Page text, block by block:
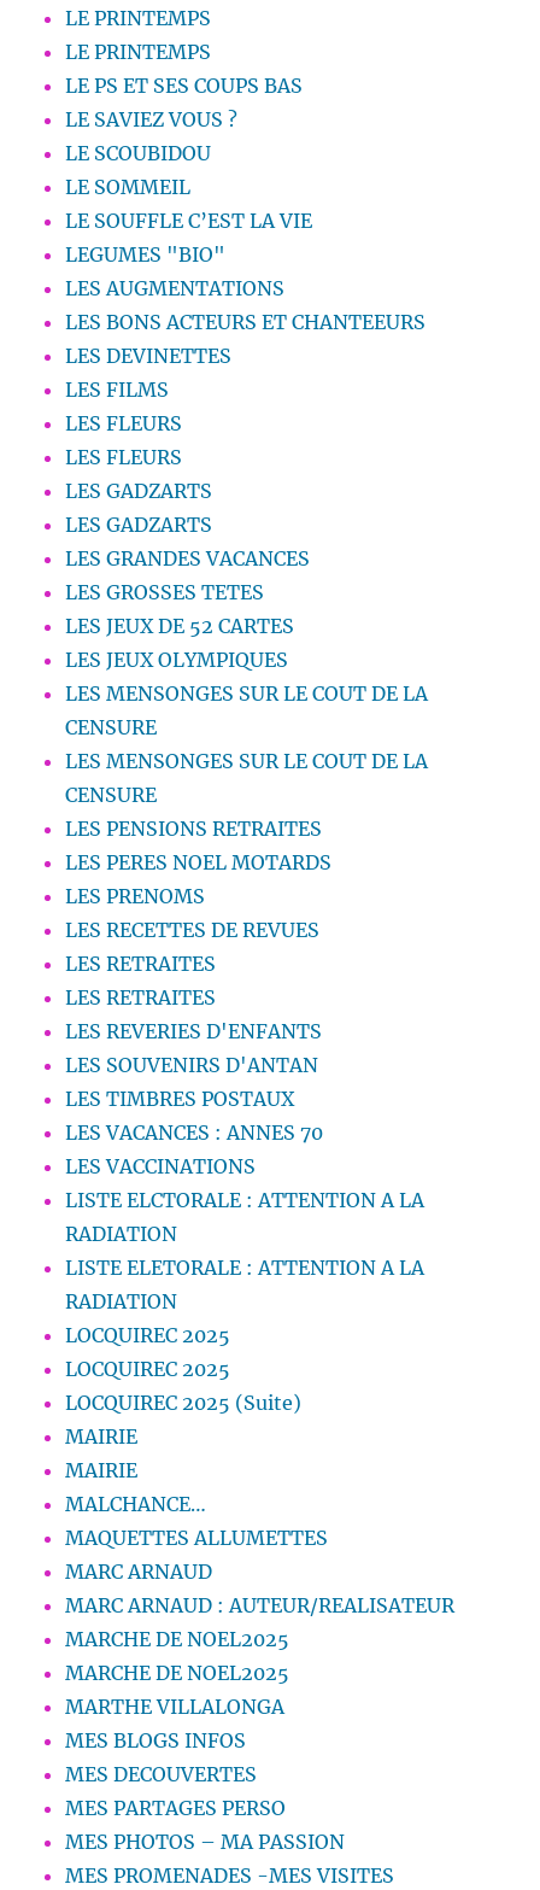
LE PRINTEMPS
LE PRINTEMPS
LE PS ET SES COUPS BAS
LE SAVIEZ VOUS ?
LE SCOUBIDOU
LE SOMMEIL
LE SOUFFLE C’EST LA VIE
LEGUMES "BIO"
LES AUGMENTATIONS
LES BONS ACTEURS ET CHANTEEURS
LES DEVINETTES
LES FILMS
LES FLEURS
LES FLEURS
LES GADZARTS
LES GADZARTS
LES GRANDES VACANCES
LES GROSSES TETES
LES JEUX DE 52 CARTES
LES JEUX OLYMPIQUES
LES MENSONGES SUR LE COUT DE LA
CENSURE
LES MENSONGES SUR LE COUT DE LA
CENSURE
LES PENSIONS RETRAITES
LES PERES NOEL MOTARDS
LES PRENOMS
LES RECETTES DE REVUES
LES RETRAITES
LES RETRAITES
LES REVERIES D'ENFANTS
LES SOUVENIRS D'ANTAN
LES TIMBRES POSTAUX
LES VACANCES : ANNES 70
LES VACCINATIONS
LISTE ELCTORALE : ATTENTION A LA
RADIATION
LISTE ELETORALE : ATTENTION A LA
RADIATION
LOCQUIREC 2025
LOCQUIREC 2025
LOCQUIREC 2025 (Suite)
MAIRIE
MAIRIE
MALCHANCE…
MAQUETTES ALLUMETTES
MARC ARNAUD
MARC ARNAUD : AUTEUR/REALISATEUR
MARCHE DE NOEL2025
MARCHE DE NOEL2025
MARTHE VILLALONGA
MES BLOGS INFOS
MES DECOUVERTES
MES PARTAGES PERSO
MES PHOTOS – MA PASSION
MES PROMENADES -MES VISITES